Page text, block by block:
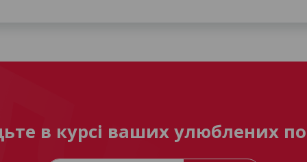
в курсі ваших улюблених